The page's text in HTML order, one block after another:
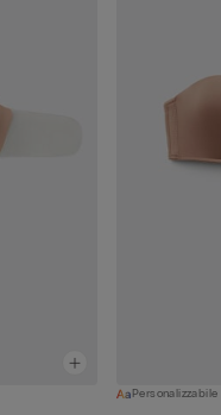
Personalizzabile